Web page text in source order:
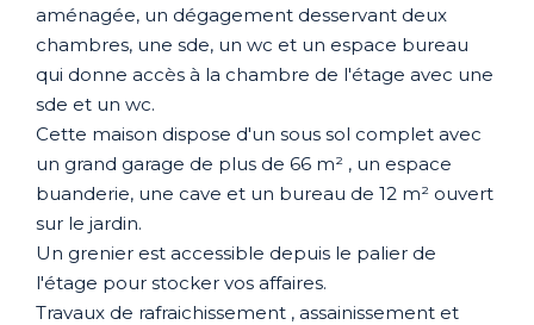
aménagée, un dégagement desservant deux
chambres, une sde, un wc et un espace bureau
qui donne accès à la chambre de l'étage avec une
sde et un wc.
Cette maison dispose d'un sous sol complet avec
un grand garage de plus de 66 m² , un espace
buanderie, une cave et un bureau de 12 m² ouvert
sur le jardin.
Un grenier est accessible depuis le palier de
l'étage pour stocker vos affaires.
Travaux de rafraichissement , assainissement et